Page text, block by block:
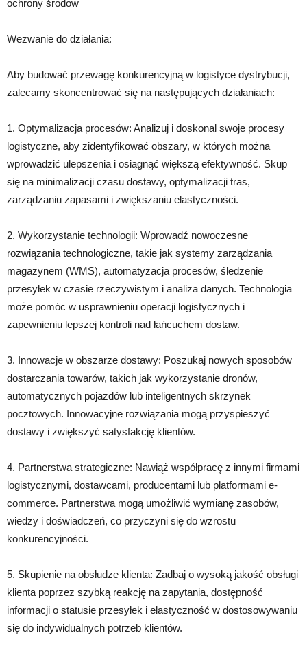
ochrony środow
Wezwanie do działania:
Aby budować przewagę konkurencyjną w logistyce dystrybucji,
zalecamy skoncentrować się na następujących działaniach:
1. Optymalizacja procesów: Analizuj i doskonal swoje procesy
logistyczne, aby zidentyfikować obszary, w których można
wprowadzić ulepszenia i osiągnąć większą efektywność. Skup
się na minimalizacji czasu dostawy, optymalizacji tras,
zarządzaniu zapasami i zwiększaniu elastyczności.
2. Wykorzystanie technologii: Wprowadź nowoczesne
rozwiązania technologiczne, takie jak systemy zarządzania
magazynem (WMS), automatyzacja procesów, śledzenie
przesyłek w czasie rzeczywistym i analiza danych. Technologia
może pomóc w usprawnieniu operacji logistycznych i
zapewnieniu lepszej kontroli nad łańcuchem dostaw.
3. Innowacje w obszarze dostawy: Poszukaj nowych sposobów
dostarczania towarów, takich jak wykorzystanie dronów,
automatycznych pojazdów lub inteligentnych skrzynek
pocztowych. Innowacyjne rozwiązania mogą przyspieszyć
dostawy i zwiększyć satysfakcję klientów.
4. Partnerstwa strategiczne: Nawiąż współpracę z innymi firmami
logistycznymi, dostawcami, producentami lub platformami e-
commerce. Partnerstwa mogą umożliwić wymianę zasobów,
wiedzy i doświadczeń, co przyczyni się do wzrostu
konkurencyjności.
5. Skupienie na obsłudze klienta: Zadbaj o wysoką jakość obsługi
klienta poprzez szybką reakcję na zapytania, dostępność
informacji o statusie przesyłek i elastyczność w dostosowywaniu
się do indywidualnych potrzeb klientów.